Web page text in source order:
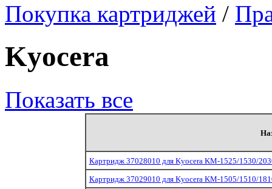
Покупка картриджей /
Kyocera
Показать все
Картридж 37028010 для Kyocera KM-1525/1530/
Картридж 37029010 для Kyocera KM-1505/1510/